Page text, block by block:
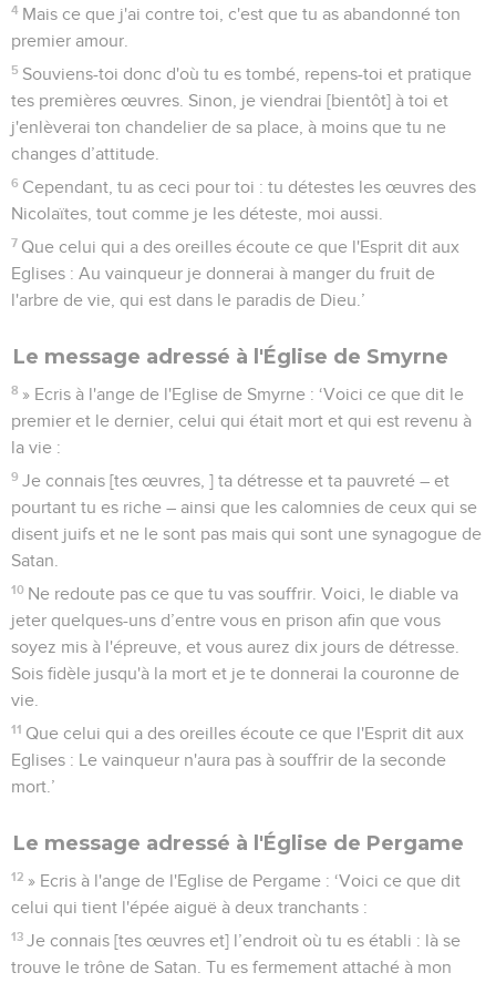
4 Mais ce que j'ai contre toi, c'est que tu as abandonné ton
premier amour.
5 Souviens-toi donc d'où tu es tombé, repens-toi et pratique
tes premières œuvres. Sinon, je viendrai [bientôt] à toi et
j'enlèverai ton chandelier de sa place, à moins que tu ne
changes d’attitude.
6 Cependant, tu as ceci pour toi : tu détestes les œuvres des
Nicolaïtes, tout comme je les déteste, moi aussi.
7 Que celui qui a des oreilles écoute ce que l'Esprit dit aux
Eglises : Au vainqueur je donnerai à manger du fruit de
l'arbre de vie, qui est dans le paradis de Dieu.’
Le message adressé à l'Église de Smyrne
8 » Ecris à l'ange de l'Eglise de Smyrne : ‘Voici ce que dit le
premier et le dernier, celui qui était mort et qui est revenu à
la vie :
9 Je connais [tes œuvres, ] ta détresse et ta pauvreté – et
pourtant tu es riche – ainsi que les calomnies de ceux qui se
disent juifs et ne le sont pas mais qui sont une synagogue de
Satan.
10 Ne redoute pas ce que tu vas souffrir. Voici, le diable va
jeter quelques-uns d’entre vous en prison afin que vous
soyez mis à l'épreuve, et vous aurez dix jours de détresse.
Sois fidèle jusqu'à la mort et je te donnerai la couronne de
vie.
11 Que celui qui a des oreilles écoute ce que l'Esprit dit aux
Eglises : Le vainqueur n'aura pas à souffrir de la seconde
mort.’
Le message adressé à l'Église de Pergame
12 » Ecris à l'ange de l'Eglise de Pergame : ‘Voici ce que dit
celui qui tient l'épée aiguë à deux tranchants :
13 Je connais [tes œuvres et] l’endroit où tu es établi : là se
trouve le trône de Satan. Tu es fermement attaché à mon